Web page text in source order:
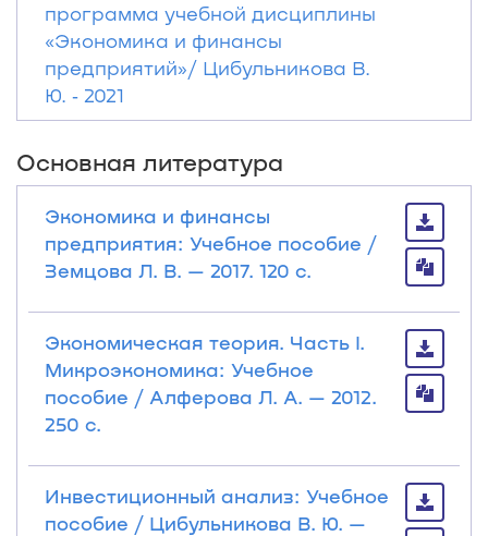
программа учебной дисциплины
«Экономика и финансы
предприятий»/ Цибульникова В.
Ю. ‐ 2021
Основная литература
Экономика и финансы
предприятия: Учебное пособие /
Земцова Л. В. — 2017. 120 с.
Экономическая теория. Часть I.
Микроэкономика: Учебное
пособие / Алферова Л. А. — 2012.
250 с.
Инвестиционный анализ: Учебное
пособие / Цибульникова В. Ю. —